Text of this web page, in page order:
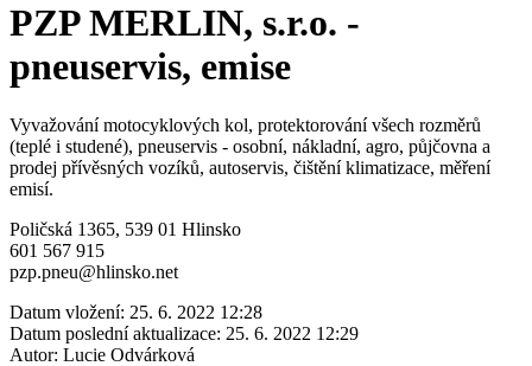
PZP MERLIN, s.r.o. -
pneuservis, emise
Vyvažování motocyklových kol, protektorování všech rozměrů
(teplé i studené), pneuservis - osobní, nákladní, agro, půjčovna a
prodej přívěsných vozíků, autoservis, čištění klimatizace, měření
emisí.
Poličská 1365, 539 01 Hlinsko
601 567 915
pzp.pneu@hlinsko.net
Datum vložení: 25. 6. 2022 12:28
Datum poslední aktualizace: 25. 6. 2022 12:29
Autor: Lucie Odvárková